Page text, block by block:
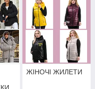
ЖІНОЧІ ЖИЛЕТИ